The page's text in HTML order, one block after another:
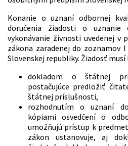
Konanie o uznaní odbornej
doručenia žiadosti o uznanie
vykonávanie živnosti uvedenej v
zákona zaradenej do zoznamov
Slovenskej republiky. Žiadosť
dokladom o štátnej
postačujúce predložiť
štátnej príslušnosti,
rozhodnutím o uznaní
kópiami osvedčení o
umožňujú prístup k
zákon ustanovuje, aj